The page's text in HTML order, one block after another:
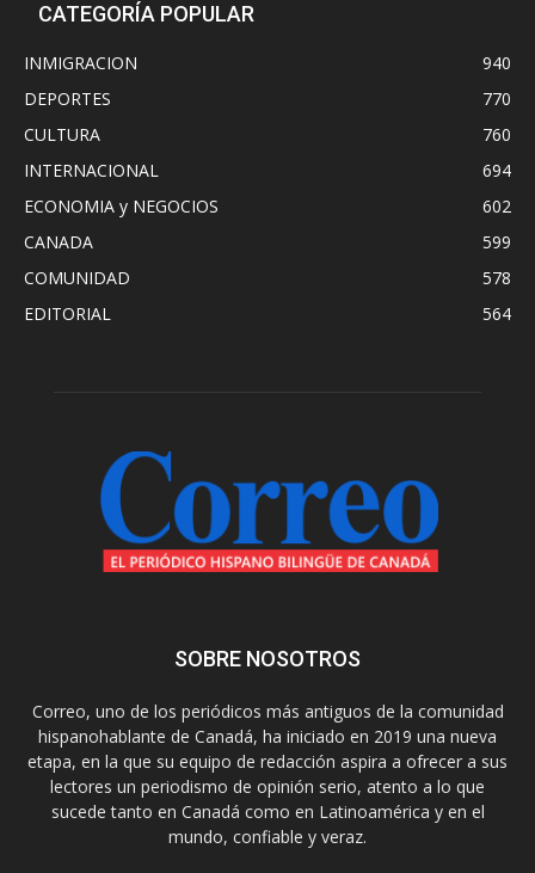
CATEGORÍA POPULAR
INMIGRACION
940
DEPORTES
770
CULTURA
760
INTERNACIONAL
694
ECONOMIA y NEGOCIOS
602
CANADA
599
COMUNIDAD
578
EDITORIAL
564
SOBRE NOSOTROS
Correo, uno de los periódicos más antiguos de la comunidad
hispanohablante de Canadá, ha iniciado en 2019 una nueva
etapa, en la que su equipo de redacción aspira a ofrecer a sus
lectores un periodismo de opinión serio, atento a lo que
sucede tanto en Canadá como en Latinoamérica y en el
mundo, confiable y veraz.